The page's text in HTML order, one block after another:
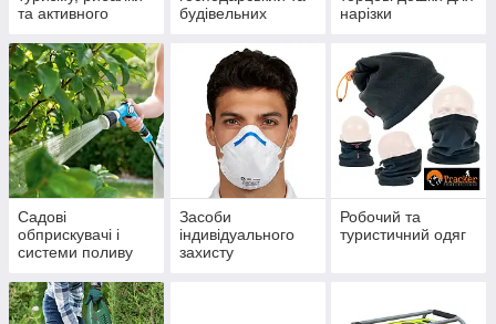
та активного
будівельних
нарізки
Садові
обприскувачі і
системи поливу
Засоби
індивідуального
захисту
Робочий та
туристичний одяг